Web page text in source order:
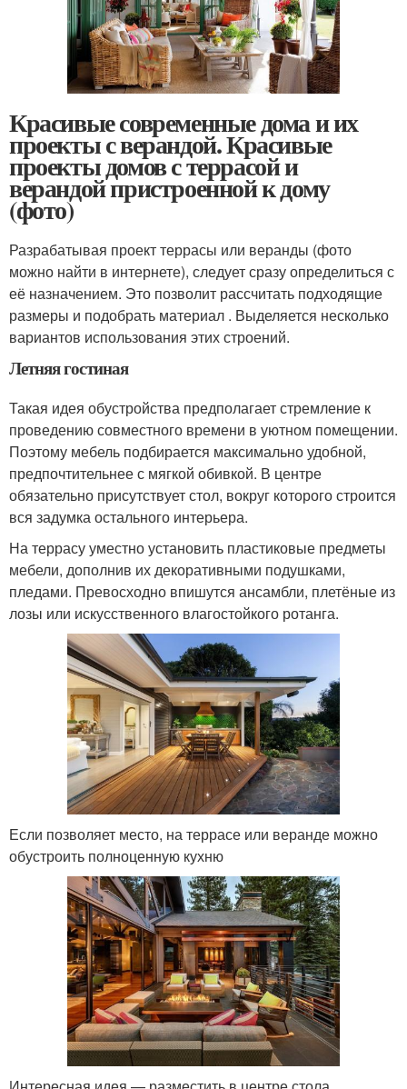
Красивые современные дома и их
проекты с верандой. Красивые
проекты домов с террасой и
верандой пристроенной к дому
(фото)
Разрабатывая проект террасы или веранды (фото
можно найти в интернете), следует сразу определиться с
её назначением. Это позволит рассчитать подходящие
размеры и подобрать материал . Выделяется несколько
вариантов использования этих строений.
Летняя гостиная
Такая идея обустройства предполагает стремление к
проведению совместного времени в уютном помещении.
Поэтому мебель подбирается максимально удобной,
предпочтительнее с мягкой обивкой. В центре
обязательно присутствует стол, вокруг которого строится
вся задумка остального интерьера.
На террасу уместно установить пластиковые предметы
мебели, дополнив их декоративными подушками,
пледами. Превосходно впишутся ансамбли, плетёные из
лозы или искусственного влагостойкого ротанга.
Если позволяет место, на террасе или веранде можно
обустроить полноценную кухню